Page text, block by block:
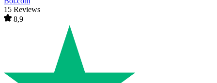
15 Reviews
8,9